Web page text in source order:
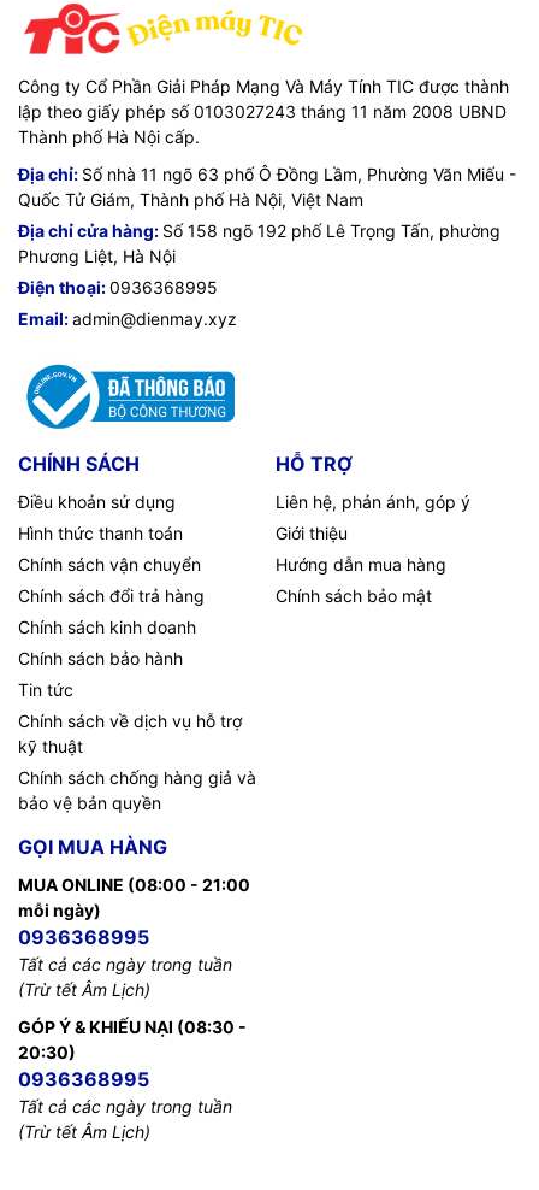
Công ty Cổ Phần Giải Pháp Mạng Và Máy Tính TIC được thành
lập theo giấy phép số 0103027243 tháng 11 năm 2008 UBND
Thành phố Hà Nội cấp.
Địa chỉ: Số nhà 11 ngõ 63 phố Ô Đồng Lầm, Phường Văn Miếu -
Quốc Tử Giám, Thành phố Hà Nội, Việt Nam
Địa chỉ cửa hàng: Số 158 ngõ 192 phố Lê Trọng Tấn, phường
Phương Liệt, Hà Nội
Điện thoại:0936368995
Email:admin@dienmay.xyz
CHÍNH SÁCH
Điều khoản sử dụng
Hình thức thanh toán
Chính sách vận chuyển
Chính sách đổi trả hàng
Chính sách kinh doanh
Chính sách bảo hành
Tin tức
Chính sách về dịch vụ hỗ trợ
kỹ thuật
Chính sách chống hàng giả và
bảo vệ bản quyền
HỖ TRỢ
Liên hệ, phản ánh, góp ý
Giới thiệu
Hướng dẫn mua hàng
Chính sách bảo mật
GỌI MUA HÀNG
MUA ONLINE (08:00 - 21:00
mỗi ngày)
0936368995
Tất cả các ngày trong tuần
(Trừ tết Âm Lịch)
GÓP Ý & KHIẾU NẠI (08:30 -
20:30)
0936368995
Tất cả các ngày trong tuần
(Trừ tết Âm Lịch)